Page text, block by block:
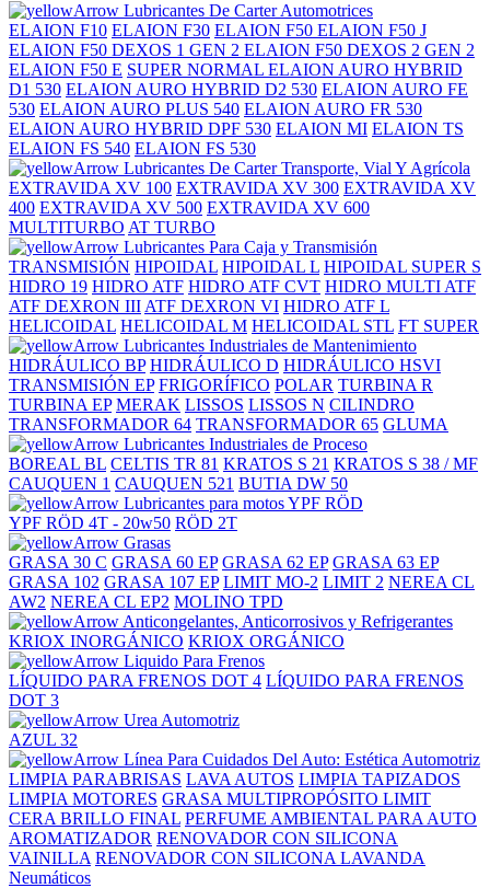
Lubricantes De Carter Automotrices
ELAION F10 ELAION F30 ELAION F50 ELAION F50 J
ELAION F50 DEXOS 1 GEN 2 ELAION F50 DEXOS 2 GEN 2
ELAION F50 E SUPER NORMAL ELAION AURO HYBRID
D1 530 ELAION AURO HYBRID D2 530 ELAION AURO FE
530 ELAION AURO PLUS 540 ELAION AURO FR 530
ELAION AURO HYBRID DPF 530 ELAION MI ELAION TS
ELAION FS 540 ELAION FS 530
Lubricantes De Carter Transporte, Vial Y Agrícola
EXTRAVIDA XV 100 EXTRAVIDA XV 300 EXTRAVIDA XV
400 EXTRAVIDA XV 500 EXTRAVIDA XV 600
MULTITURBO AT TURBO
Lubricantes Para Caja y Transmisión
TRANSMISIÓN HIPOIDAL HIPOIDAL L HIPOIDAL SUPER S
HIDRO 19 HIDRO ATF HIDRO ATF CVT HIDRO MULTI ATF
ATF DEXRON III ATF DEXRON VI HIDRO ATF L
HELICOIDAL HELICOIDAL M HELICOIDAL STL FT SUPER
Lubricantes Industriales de Mantenimiento
HIDRÁULICO BP HIDRÁULICO D HIDRÁULICO HSVI
TRANSMISIÓN EP FRIGORÍFICO POLAR TURBINA R
TURBINA EP MERAK LISSOS LISSOS N CILINDRO
TRANSFORMADOR 64 TRANSFORMADOR 65 GLUMA
Lubricantes Industriales de Proceso
BOREAL BL CELTIS TR 81 KRATOS S 21 KRATOS S 38 / MF
CAUQUEN 1 CAUQUEN 521 BUTIA DW 50
Lubricantes para motos YPF RÖD
YPF RÖD 4T - 20w50 RÖD 2T
Grasas
GRASA 30 C GRASA 60 EP GRASA 62 EP GRASA 63 EP
GRASA 102 GRASA 107 EP LIMIT MO-2 LIMIT 2 NEREA CL
AW2 NEREA CL EP2 MOLINO TPD
Anticongelantes, Anticorrosivos y Refrigerantes
KRIOX INORGÁNICO KRIOX ORGÁNICO
Liquido Para Frenos
LÍQUIDO PARA FRENOS DOT 4 LÍQUIDO PARA FRENOS
DOT 3
Urea Automotriz
AZUL 32
Línea Para Cuidados Del Auto: Estética Automotriz
LIMPIA PARABRISAS LAVA AUTOS LIMPIA TAPIZADOS
LIMPIA MOTORES GRASA MULTIPROPÓSITO LIMIT
CERA BRILLO FINAL PERFUME AMBIENTAL PARA AUTO
AROMATIZADOR RENOVADOR CON SILICONA
VAINILLA RENOVADOR CON SILICONA LAVANDA
Neumáticos